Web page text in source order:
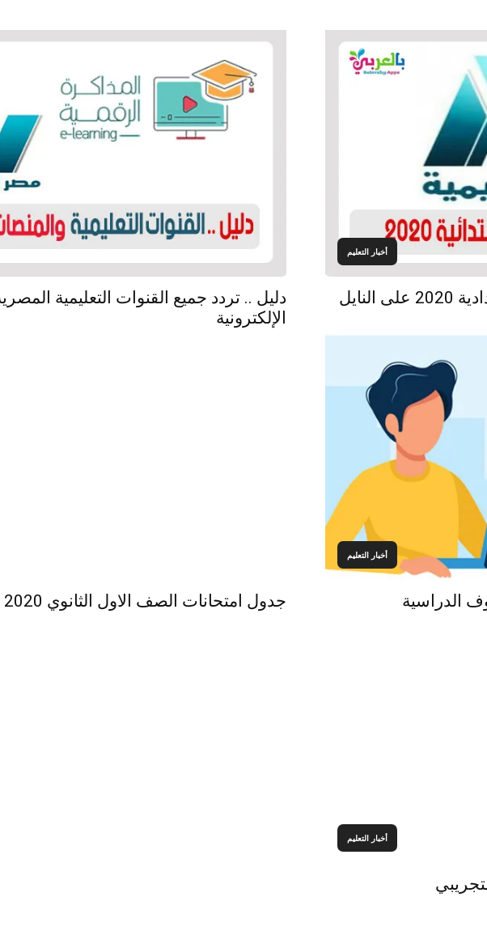
أخبار التعليم
تردد القنوات التعليمية الابتدائية والإعدادية 2020 على النايل
دليل .. تردد جميع القنوات التعليمية
الإلكترونية
أخبار التعليم
الدراسية جدول امتحانات الصف الاول الثانوي 2020 التجريبي
أخبار التعليم